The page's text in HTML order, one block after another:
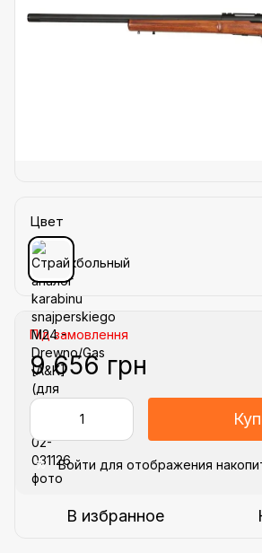
Цвет
Під замовлення
9 656 грн
% Войти для отображения
В избранное